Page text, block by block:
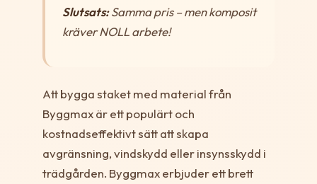
Slutsats:Samma pris – men komposit
kräver NOLL arbete!
Att bygga staket med material från
Byggmax är ett populärt och
kostnadseffektivt sätt att skapa
avgränsning, vindskydd eller insynsskydd i
trädgården. Byggmax erbjuder ett brett